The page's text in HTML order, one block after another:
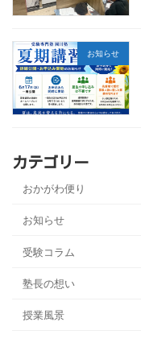
お知らせ
カテゴリー
おかがわ便り
お知らせ
受験コラム
塾長の想い
授業風景